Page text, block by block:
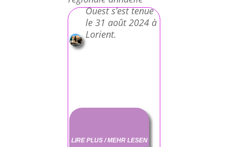
Ouest s’est tenue
le 31 août 2024 à
Lorient.
LIRE PLUS / MEHR LESEN